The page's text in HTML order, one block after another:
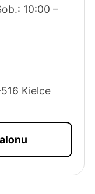
10:00 –
Kielce